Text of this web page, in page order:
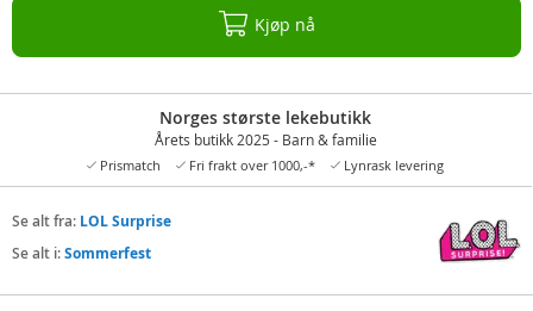
Kjøp nå
Norges største lekebutikk
Årets butikk 2025 - Barn & familie
Prismatch Fri frakt over 1000,-* Lynrask levering
Se alt fra: LOL Surprise
Se alt i:Sommerfest